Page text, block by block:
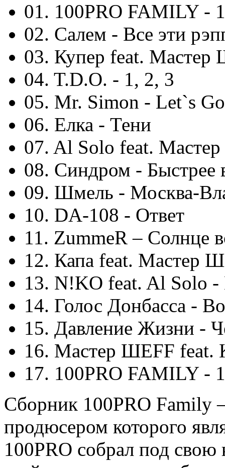
01. 100PRO FAMILY -
02. Салем - Все эти
03. Купер feat.
04. T.D.O. - 1, 2, 3
05. Mr. Simon - Let`s
06. Елка - Тени
07. Al Solo feat.
08. Синдром - Быстрее
09. Шмель - Москва-
10. DA-108 - Ответ
11. ZummeR – Солнце
12. Капа feat. Мастер
13. N!KO feat. Al Solo -
14. Голос Донбасса -
15. Давление Жизни -
16. Мастер ШЕFF feat.
17. 100PRO FAMILY -
Сборник 100PRO Family
продюсером которого
100PRO собрал под